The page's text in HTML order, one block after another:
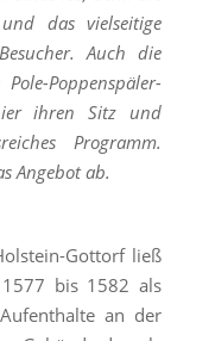
das vielseitige
Auch die
Poppenspäler-
ihren Sitz und
Programm.
Angebot ab.
Gottorf ließ
1577 bis 1582 als
an der